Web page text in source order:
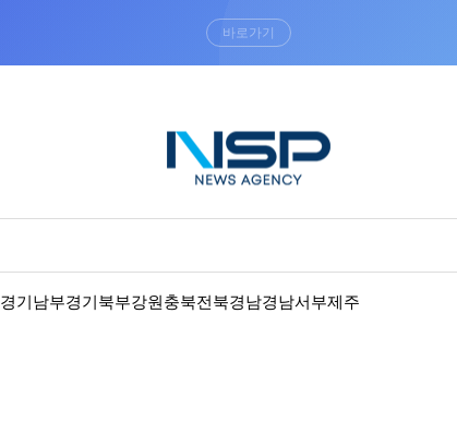
“우리는 독자가 구독할 수 있는 기사를 씁니다”
경기남부경기북부강원 충북전북경남경남서부제주